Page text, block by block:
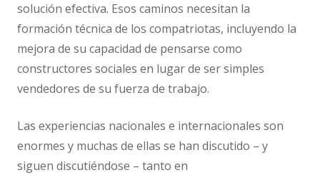
solución efectiva. Esos caminos necesitan la
formación técnica de los compatriotas, incluyendo la
mejora de su capacidad de pensarse como
constructores sociales en lugar de ser simples
vendedores de su fuerza de trabajo.
Las experiencias nacionales e internacionales son
enormes y muchas de ellas se han discutido – y
siguen discutiéndose – tanto en